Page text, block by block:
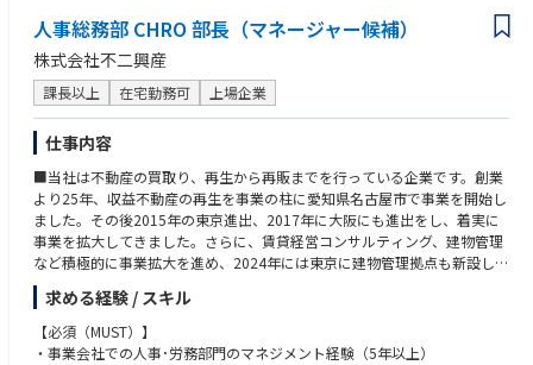
外部弁護士等、専門家とのネットワーク構築およびコントロール
法務部の立ち上げは、綺麗事だけでは進みません。時には過去のずさんな
契約書を1枚ずつ整理するような、泥臭い作業も発生します。しかし、そ
の泥臭さの先には、会社全体の成長スピードを自分の手で何倍にも加速さ
せられる、このフェーズでしか絶対に味わえないやりがいが待っていま
す。
「守る」ためだけの法務ではなく、事業を「勝たせる」ためのリーガルガ
バナンスを、私たちと一緒に創り上げませんか。あなたのプロフェッショ
ナルとしての知性と、挑戦への熱意をお待ちしています。
【仕事の魅力・やりがい】
１．「前例がない」を正解にする、構造的な面白さ
当社のビジネス領域は変化が激しく、既存の法律や判例が明確に追いつい
ていないグレーゾーンに直面することも少なくありません。単に「リスク
・既存の判例や前例がない領域において、自らリスクの許容量（リスクキ
ャパシティ）を定義し、会社の新しいスタンダードを構築したい方
・マニュアルの整備から経営陣へのリーガルアドバイザリーまで、手も頭
も動かす総力戦に挑みたい方
人事総務部 CHRO 部長（マネージャー候補）
株式会社不二興産
課長以上 在宅勤務可 上場企業
仕事内容
■当社は不動産の買取り、再生から再販までを行っている企業です。創業
より25年、収益不動産の再生を事業の柱に愛知県名古屋市で事業を開始し
ました。その後2015年の東京進出、2017年に大阪にも進出をし、着実に
事業を拡大してきました。さらに、賃貸経営コンサルティング、建物管理
など積極的に事業拡大を進め、2024年には東京に建物管理拠点も新設して
きました。今後は、不動産業界の中で独特の立ち位置を確立するために、
不動産クラウドファンディング事業やITとテクノロジーを駆使した業務効
率化を図りIPOを目指しております。現状は、監査法人と関係金融機関が
付いている状態になります。
求める経験 / スキル
【必須（MUST）】
・事業会社での人事･労務部門のマネジメント経験（5年以上）